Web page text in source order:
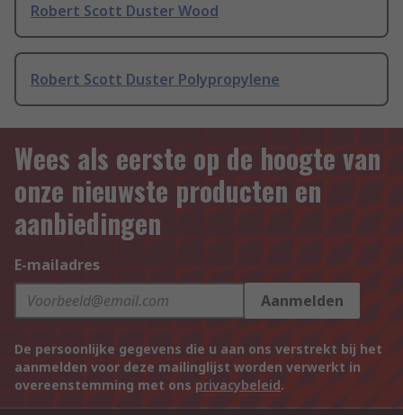
Robert Scott Duster Wood
Robert Scott Duster Polypropylene
Wees als eerste op de hoogte van
onze nieuwste producten en
aanbiedingen
E-mailadres
Aanmelden
De persoonlijke gegevens die u aan ons verstrekt bij het
aanmelden voor deze mailinglijst worden verwerkt in
overeenstemming met ons privacybeleid.